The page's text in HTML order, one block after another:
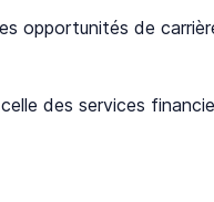
opportunités de
des services